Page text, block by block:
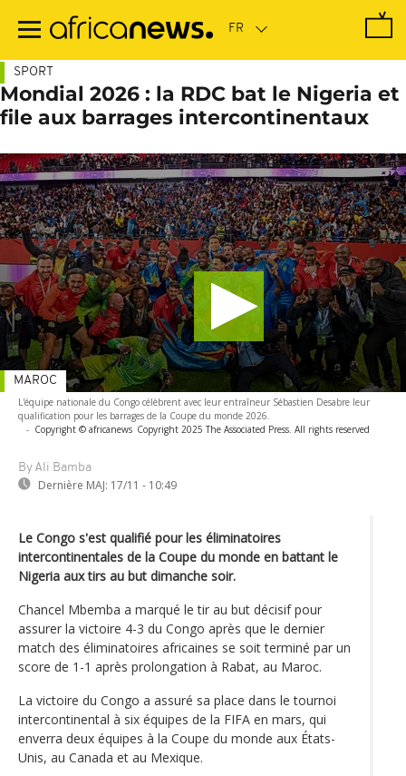
contenu
SPORT
Mondial 2026 : la RDC bat le Nigeria et
file aux barrages intercontinentaux
L'équipe nationale du Congo célèbrent avec leur entraîneur Sébastien Desabre leur
qualification pour les barrages de la Coupe du monde 2026.
- Copyright © africanews Copyright 2025 The Associated Press. All rights reserved
By Ali Bamba
Dernière MAJ: 17/11 - 10:49
MAROC
Le Congo s'est qualifié pour les éliminatoires
intercontinentales de la Coupe du monde en battant le
Nigeria aux tirs au but dimanche soir.
Chancel Mbemba a marqué le tir au but décisif pour
assurer la victoire 4-3 du Congo après que le dernier
match des éliminatoires africaines se soit terminé par un
score de 1-1 après prolongation à Rabat, au Maroc.
La victoire du Congo a assuré sa place dans le tournoi
intercontinental à six équipes de la FIFA en mars, qui
enverra deux équipes à la Coupe du monde aux États-
Unis, au Canada et au Mexique.